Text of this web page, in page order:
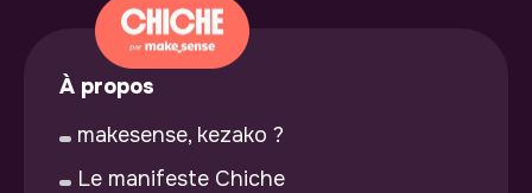
À propos
makesense, kezako ?
Le manifeste Chiche